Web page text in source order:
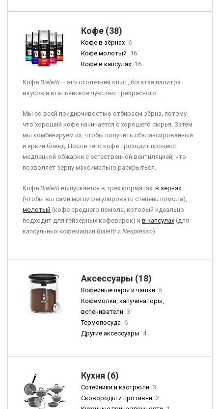
Кофе (38)
Кофе в зёрнах 6
Кофе молотый 16
Кофе в капсулах 16
Кофе Bialetti – это столетний опыт, богатая палитра
вкусов и итальянское чувство прекрасного.
Мы со всей придирчивостью отбираем зёрна, потому
что хороший кофе начинается с хорошего сырья. Затем
мы комбинируем их, чтобы получить сбалансированный
и яркий бленд. После чего кофе проходит процесс
медленной обжарки с естественной вентиляцией, что
позволяет зерну максимально раскрыться.
Кофе Bialetti выпускается в трёх форматах: в зёрнах
(чтобы вы сами могли регулировать степень помола),
молотый (кофе среднего помола, который идеально
подходит для гейзерных кофеварок) и в капсулах (для
капсульных кофемашин Bialetti и Nespresso).
Аксессуары (18)
Кофейные пары и чашки 5
Кофемолки, капучинаторы,
вспениватели 3
Термопосуда 6
Другие аксессуары 4
Кухня (6)
Сотейники и кастрюли 3
Сковороды и противни 2